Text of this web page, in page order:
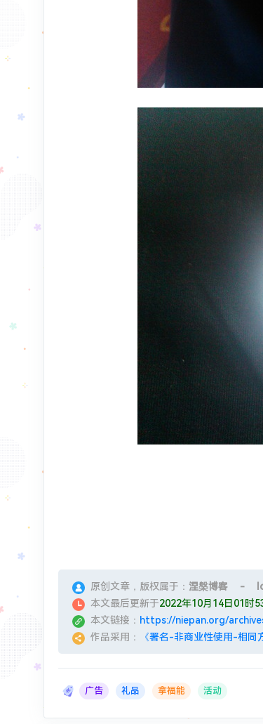
原创文章，版权属于： 涅槃博客 -
本文最后更新于2022年10月14日01时
本文链接： https://niepan.org/
作品采用：
《署名-非商业性使用-
广告 礼品 拿福能 活动